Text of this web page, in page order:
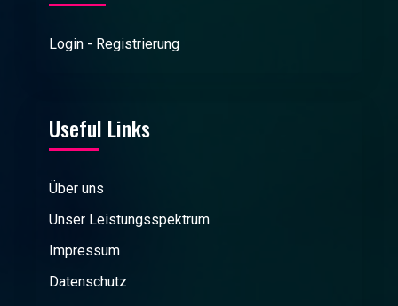
Login - Registrierung
Useful Links
Über uns
Unser Leistungsspektrum
Impressum
Datenschutz